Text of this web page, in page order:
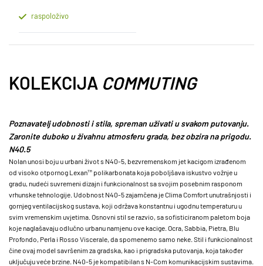
raspoloživo
KOLEKCIJA COMMUTING
Poznavatelj udobnosti i stila, spreman uživati ​​u svakom putovanju.
Zaronite duboko u živahnu atmosferu grada, bez obzira na prigodu.
N40.5
Nolan unosi boju u urbani život s N40-5, bezvremenskom jet kacigom izrađenom
od visoko otpornog Lexan™ polikarbonata koja poboljšava iskustvo vožnje u
gradu, nudeći suvremeni dizajn i funkcionalnost sa svojim posebnim rasponom
vrhunske tehnologije. Udobnost N40-5 zajamčena je Clima Comfort unutrašnjosti i
gornjeg ventilacijskog sustava, koji održava konstantnu i ugodnu temperaturu u
svim vremenskim uvjetima. Osnovni stil se razvio, sa sofisticiranom paletom boja
koje naglašavaju odlučno urbanu namjenu ove kacige. Ocra, Sabbia, Pietra, Blu
Profondo, Perla i Rosso Viscerale, da spomenemo samo neke. Stil i funkcionalnost
čine ovaj model savršenim za gradska, kao i prigradska putovanja, koja također
uključuju veće brzine. N40-5 je kompatibilan s N-Com komunikacijskim sustavima.